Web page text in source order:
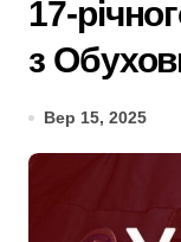
17-
з
Вер 15, 2025